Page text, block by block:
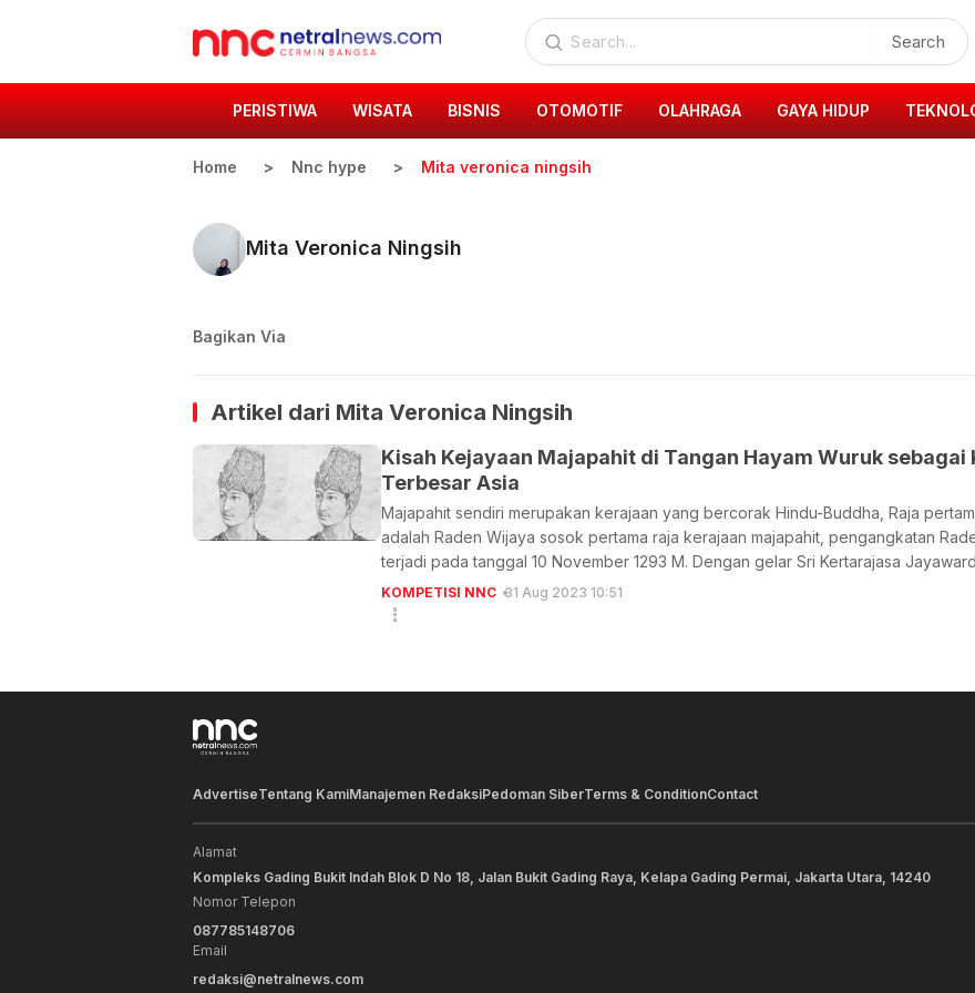
Search
PERISTIWA WISATA BISNIS OTOMOTIF OLAHRAGA GAYA HIDUP
Home Nnc hype Mita veronica ningsih
Mita Veronica Ningsih
Bagikan Via
Artikel dari Mita Veronica Ningsih
Kisah Kejayaan Majapahit di Tangan Hayam Wuruk
Terbesar Asia
Majapahit sendiri merupakan kerajaan yang bercorak Hindu-Buddha, Raja
adalah Raden Wijaya sosok pertama raja kerajaan majapahit, pengangkatan
terjadi pada tanggal 10 November 1293 M. Dengan gelar Sri Kertarajasa
KOMPETISI NNC 31 Aug 2023 10:51
AdvertiseTentang KamiManajemen RedaksiPedoman SiberTerms & ConditionContact
Alamat
Kompleks Gading Bukit Indah Blok D No 18, Jalan Bukit Gading Raya, Kelapa Gading Permai, Jakarta Utara, 14240
Nomor Telepon
087785148706
Email
redaksi@netralnews.com